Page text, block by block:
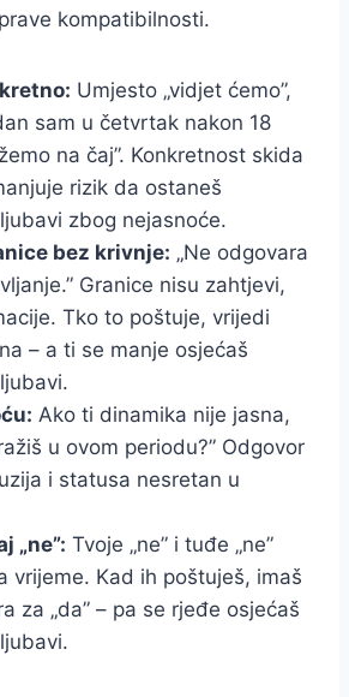
kompatibilnosti.
Umjesto „vidjet ćemo”,
sam u četvrtak nakon 18
na čaj”. Konkretnost skida
rizik da ostaneš
zbog nejasnoće.
bez krivnje: „Ne odgovara
Granice nisu zahtjevi,
Tko to poštuje, vrijedi
– a ti se manje osjećaš
Ako ti dinamika nije jasna,
u ovom periodu?” Odgovor
i statusa nesretan u
„ne”: Tvoje „ne” i tuđe „ne”
vrijeme. Kad ih poštuješ, imaš
za „da” – pa se rjeđe osjećaš